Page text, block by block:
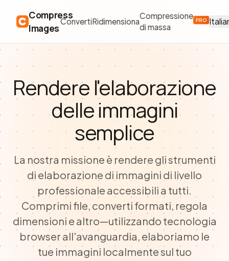
Compress
Images
ConvertiRidimensiona
Compressione
di massa
PRO
Rendere l'elaborazione
delle immagini
semplice
La nostra missione è rendere gli strumenti
di elaborazione di immagini di livello
professionale accessibili a tutti.
Comprimi file, converti formati, regola
dimensioni e altro—utilizzando tecnologia
browser all'avanguardia, elaboriamo le
tue immagini localmente sul tuo